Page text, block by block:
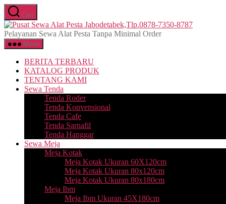
Lewati
ke
konten
Cari
Pusat
Pelayanan Sewa Alat Pesta Tanpa Minimal Order
Menu
BERITA TERBARU
KATALOG PRODUK
TENTANG KAMI
Sewa Tenda
Tenda Roder
Tenda Konvensional
Tenda Cafe
Tenda Sarnafil
Tenda Hanggar
Sewa Meja
Meja Kotak
Meja Kotak Ukuran 60X120cm
Meja Kotak Ukuran 80x120cm
Meja Kotak Ukuran 80x180cm
Meja Ibm
Meja Ibm Ukuran 45X180cm